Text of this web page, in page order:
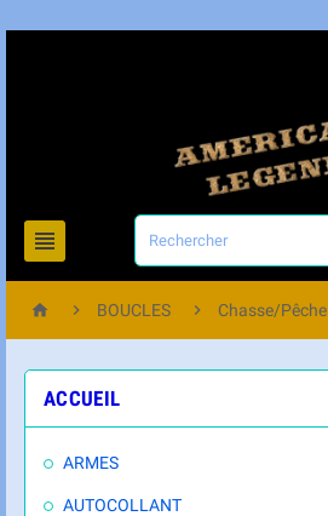

  BOUCLES  Chasse/Pêche
ACCUEIL
ARMES
AUTOCOLLANT